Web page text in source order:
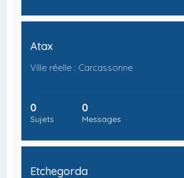
Atax
Ville réelle : Carcassonne
0
Sujets
0
Messages
Etchegorda